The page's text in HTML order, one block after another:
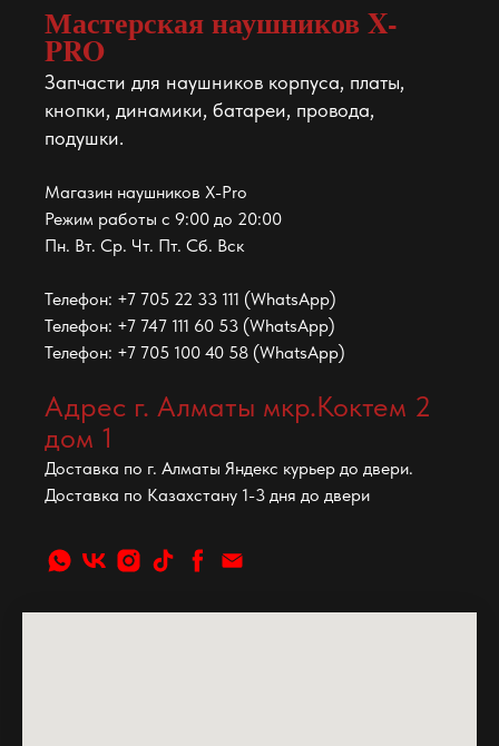
Мастерская наушников X-
PRO
Запчасти для наушников корпуса, платы,
кнопки, динамики, батареи, провода,
подушки.
Магазин наушников X-Pro
Режим работы с 9:00 до 20:00
Пн. Вт. Ср. Чт. Пт. Сб. Вск
Телефон: +7 705 22 33 111 (WhatsApp)
Телефон: +7 747 111 60 53 (WhatsApp)
Телефон: +7 705 100 40 58 (WhatsApp)
Адрес г. Алматы мкр.Коктем 2
дом 1
Доставка по г. Алматы Яндекс курьер до двери.
Доставка по Казахстану 1-3 дня до двери